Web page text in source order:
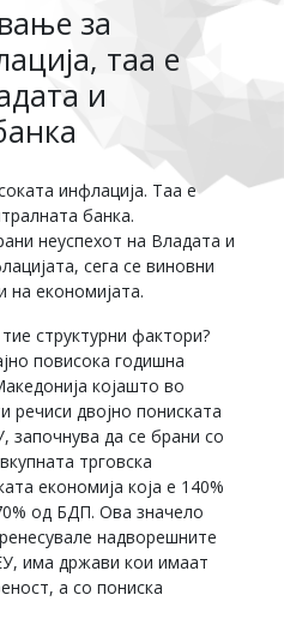
за
таа е
и
инфлација. Таа е
банка.
неуспехот на Владата и
сега се виновни
на економијата.
структурни фактори?
повисока годишна
којашто во
речиси двојно пониската
започнува да се брани со
трговска
економија која е 140%
од БДП. Ова значело
надворешните
има држави кои имаат
а со пониска